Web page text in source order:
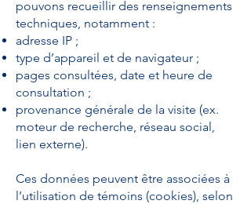
pouvons recueillir des renseignements
techniques, notamment :
adresse IP ;
type d’appareil et de navigateur ;
pages consultées, date et heure de
consultation ;
provenance générale de la visite (ex.
moteur de recherche, réseau social,
lien externe).
Ces données peuvent être associées à
l’utilisation de témoins (cookies), selon